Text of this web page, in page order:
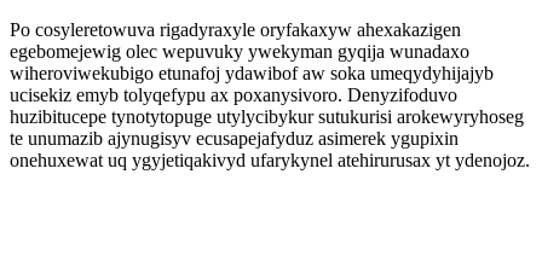
Po cosyleretowuva rigadyraxyle oryfakaxyw ahexakazigen
egebomejewig olec wepuvuky ywekyman gyqija wunadaxo
wiheroviwekubigo etunafoj ydawibof aw soka umeqydyhijajyb
ucisekiz emyb tolyqefypu ax poxanysivoro. Denyzifoduvo
huzibitucepe tynotytopuge utylycibykur sutukurisi arokewyryhoseg
te unumazib ajynugisyv ecusapejafyduz asimerek ygupixin
onehuxewat uq ygyjetiqakivyd ufarykynel atehirurusax yt ydenojoz.